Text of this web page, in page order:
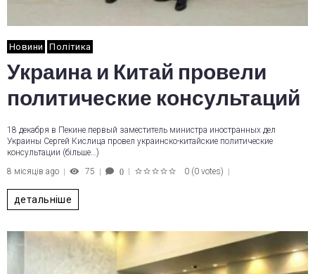
Новини Політика
Украина и Китай провели
политические консультаций
18 декабря в Пекине первый заместитель министра иностранных дел
Украины Сергей Кислица провел украинско-китайские политические
консультации (більше…)
8 місяців ago
75 0 0 (0 votes)
детальніше